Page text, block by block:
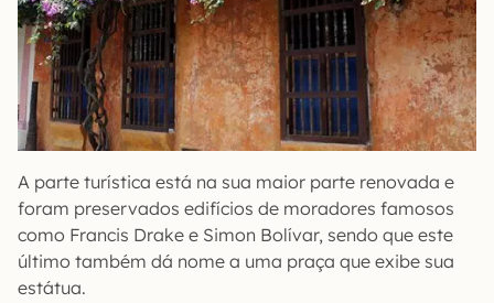
A parte turística está na sua maior parte renovada e
foram preservados edifícios de moradores famosos
como Francis Drake e Simon Bolívar, sendo que este
último também dá nome a uma praça que exibe sua
estátua.